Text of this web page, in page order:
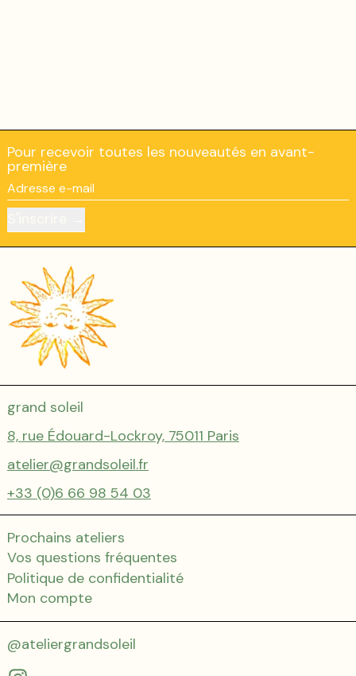
Pour recevoir toutes les nouveautés en avant-
première
Adresse e-mail
grand soleil
8, rue Édouard-Lockroy, 75011 Paris
atelier@grandsoleil.fr
+33 (0)6 66 98 54 03
Prochains ateliers
Vos questions fréquentes
Politique de confidentialité
Mon compte
@ateliergrandsoleil